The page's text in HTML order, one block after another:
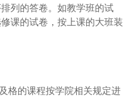
列的答卷。如教学班的试
课的试卷，按上课的大班装
格的课程按学院相关规定进